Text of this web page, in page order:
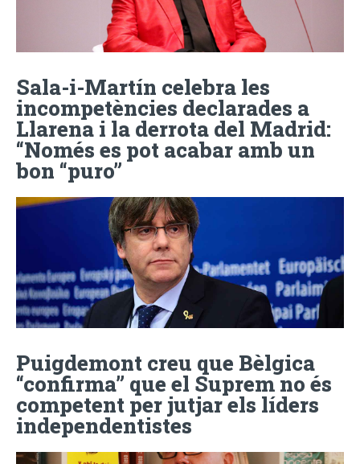
Sala-i-Martín celebra les
incompetències declarades a
Llarena i la derrota del Madrid:
“Només es pot acabar amb un
bon “puro”
Puigdemont creu que Bèlgica
“confirma” que el Suprem no és
competent per jutjar els líders
independentistes